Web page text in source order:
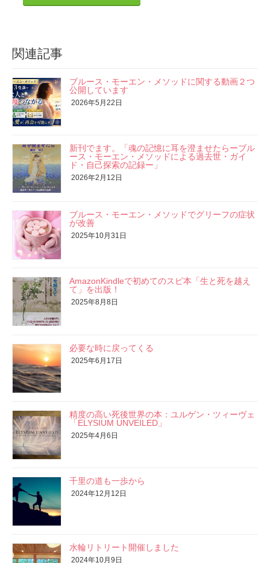
関連記事
ブルース・モーエン・メソッドに関する動画２つ
公開しています
2026年5月22日
新刊でます。「魂の記憶に耳を澄ませたらーブル
ース・モーエン・メソッドによる過去世・ガイ
ド・自己探索の記録ー」
2026年2月12日
ブルース・モーエン・メソッドでグリーフの症状
が改善
2025年10月31日
AmazonKindleで初めてのスピ本「生と死を越え
て」を出版！
2025年8月8日
必要な時に戻ってくる
2025年6月17日
精度の高い死後世界の本：ユルゲン・ツィーヴェ
「ELYSIUM UNVEILED」
2025年4月6日
千里の道も一歩から
2024年12月12日
水輪リトリート開催しました
2024年10月9日